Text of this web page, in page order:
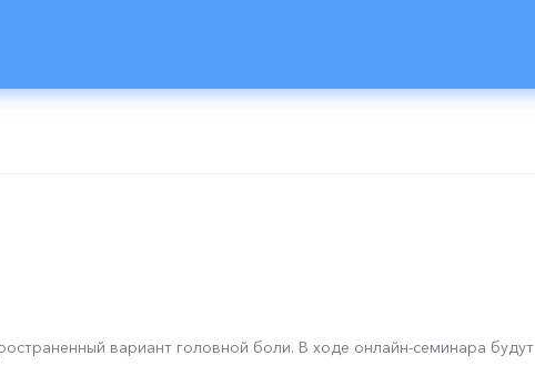
вариант головной боли. В ходе онлайн-семинара будут